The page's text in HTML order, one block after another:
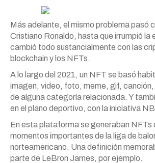
Más adelante, el mismo problema pasó
Cristiano Ronaldo, hasta que irrumpió la
cambió todo sustancialmente con las
blockchain y los NFTs.
A lo largo del 2021, un NFT se basó
imagen, video, foto, meme, gif,
de alguna categoría relacionada. Y
en el plano deportivo, con la iniciativa
En esta plataforma se generaban NFTs
momentos importantes de la liga de
norteamericano. Una definición
parte de LeBron James, por ejemplo.